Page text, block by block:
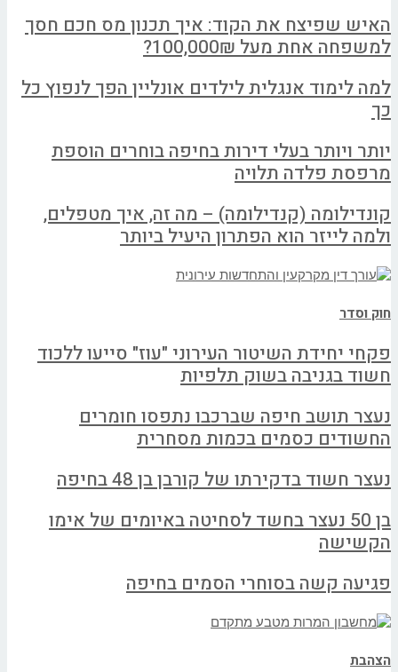
האיש שפיצח את הקוד: איך תכנון מס חכם חסך
למשפחה אחת מעל 100,000₪?
למה לימוד אנגלית לילדים אונליין הפך לנפוץ כל
כך
יותר ויותר בעלי דירות בחיפה בוחרים הוספת
מרפסת פלדה תלויה
קונדילומה (קנדילומה) – מה זה, איך מטפלים,
ולמה לייזר הוא הפתרון היעיל ביותר
חוק וסדר
פקחי יחידת השיטור העירוני "עוז" סייעו ללכוד
חשוד בגניבה בשוק תלפיות
נעצר תושב חיפה שברכבו נתפסו חומרים
החשודים כסמים בכמות מסחרית
נעצר חשוד בדקירתו של קורבן בן 48 בחיפה
בן 50 נעצר בחשד לסחיטה באיומים של אימו
הקשישה
פגיעה קשה בסוחרי הסמים בחיפה
הצהבת